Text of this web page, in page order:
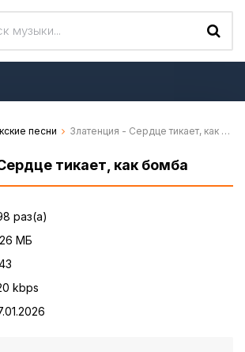
песни Златенция - Сердце тикает, как бомба
тикает, как бомба
раз(а)
МБ
kbps